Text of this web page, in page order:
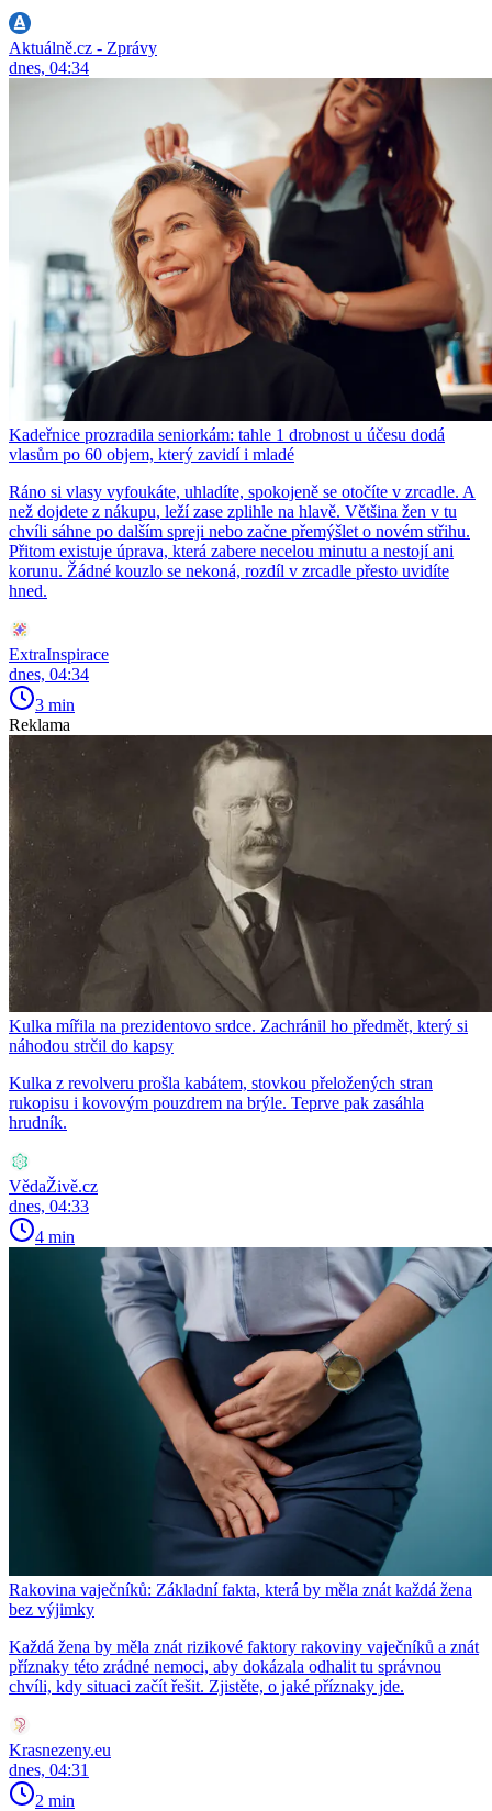
Aktuálně.cz - Zprávy
dnes, 04:34
Kadeřnice prozradila seniorkám: tahle 1 drobnost u účesu dodá
vlasům po 60 objem, který zavidí i mladé
Ráno si vlasy vyfoukáte, uhladíte, spokojeně se otočíte v zrcadle. A
než dojdete z nákupu, leží zase zplihle na hlavě. Většina žen v tu
chvíli sáhne po dalším spreji nebo začne přemýšlet o novém střihu.
Přitom existuje úprava, která zabere necelou minutu a nestojí ani
korunu. Žádné kouzlo se nekoná, rozdíl v zrcadle přesto uvidíte
hned.
ExtraInspirace
dnes, 04:34
3 min
Reklama
Kulka mířila na prezidentovo srdce. Zachránil ho předmět, který si
náhodou strčil do kapsy
Kulka z revolveru prošla kabátem, stovkou přeložených stran
rukopisu i kovovým pouzdrem na brýle. Teprve pak zasáhla
hrudník.
VědaŽivě.cz
dnes, 04:33
4 min
Rakovina vaječníků: Základní fakta, která by měla znát každá žena
bez výjimky
Každá žena by měla znát rizikové faktory rakoviny vaječníků a znát
příznaky této zrádné nemoci, aby dokázala odhalit tu správnou
chvíli, kdy situaci začít řešit. Zjistěte, o jaké příznaky jde.
Krasnezeny.eu
dnes, 04:31
2 min